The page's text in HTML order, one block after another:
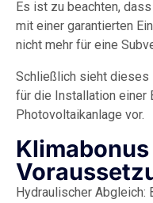
Es ist zu beachten,
mit einer garantierten
nicht mehr für eine
Schließlich sieht dieses
für die Installation einer
Photovoltaikanlage vor.
Klimabonus
Hydraulischer Abgleich: